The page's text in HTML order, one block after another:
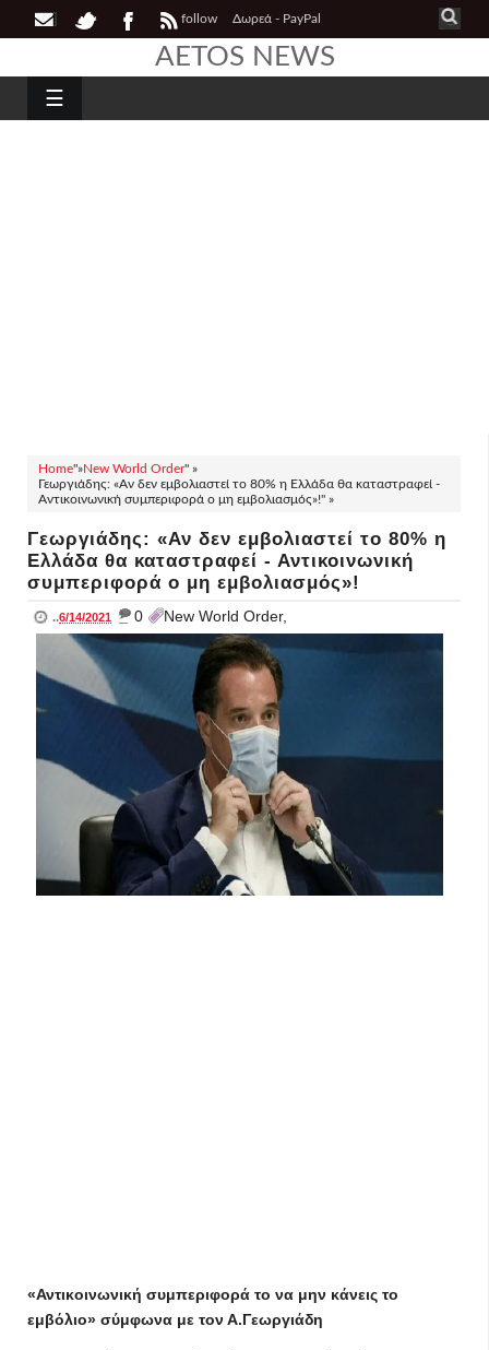
follow Δωρεά - PayPal
AETOS NEWS
☰
Home"»New World Order" »
Γεωργιάδης: «Αν δεν εμβολιαστεί το 80% η Ελλάδα θα καταστραφεί -
Αντικοινωνική συμπεριφορά ο μη εμβολιασμός»!" »
Γεωργιάδης: «Αν δεν εμβολιαστεί το 80% η
Ελλάδα θα καταστραφεί - Αντικοινωνική
συμπεριφορά ο μη εμβολιασμός»!
..6/14/2021 _ 0 New World Order,
«Αντικοινωνική συμπεριφορά το να μην κάνεις το
εμβόλιο» σύμφωνα με τον Α.Γεωργιάδη